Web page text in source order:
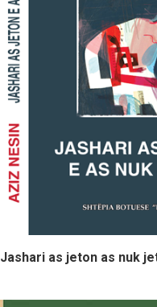
Jashari as jeton as nuk